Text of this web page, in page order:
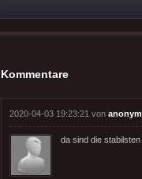
Kommentare
2020-04-03 19:23:21 von anonym
da sind die